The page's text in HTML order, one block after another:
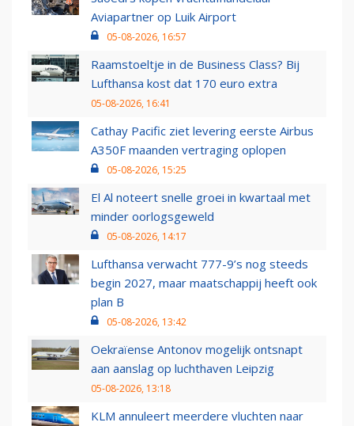
Aviapartner op Luik Airport
05-08-2026, 16:57
Raamstoeltje in de Business Class? Bij
Lufthansa kost dat 170 euro extra
05-08-2026, 16:41
Cathay Pacific ziet levering eerste Airbus
A350F maanden vertraging oplopen
05-08-2026, 15:25
El Al noteert snelle groei in kwartaal met
minder oorlogsgeweld
05-08-2026, 14:17
Lufthansa verwacht 777-9’s nog steeds
begin 2027, maar maatschappij heeft ook
plan B
05-08-2026, 13:42
Oekraïense Antonov mogelijk ontsnapt
aan aanslag op luchthaven Leipzig
05-08-2026, 13:18
KLM annuleert meerdere vluchten naar